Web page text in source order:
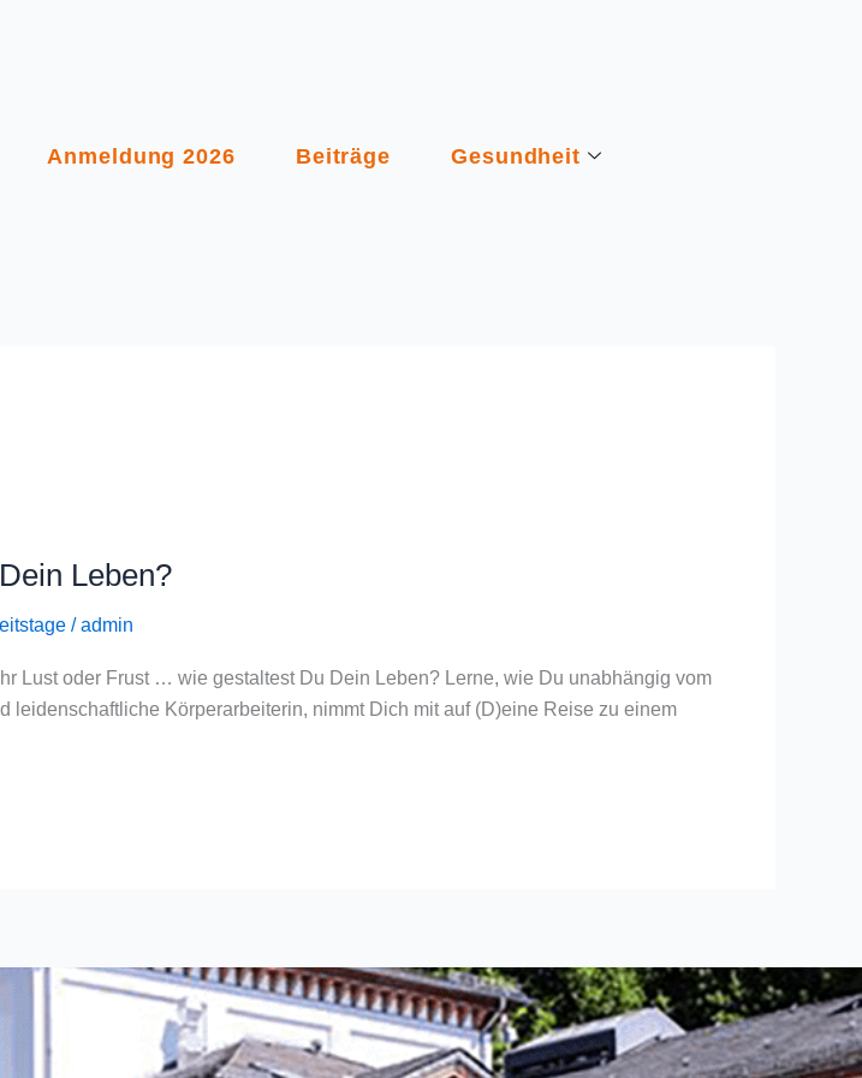
Anmeldung 2026 Beiträge Gesundheit
Leben?
/admin
Lust oder Frust … wie gestaltest Du Dein Leben? Lerne, wie Du unabhängig vom
Körperarbeiterin, nimmt Dich mit auf (D)eine Reise zu einem